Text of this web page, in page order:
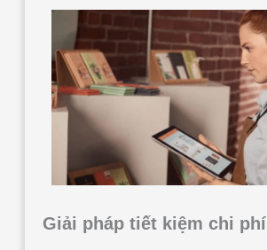
Giải pháp tiết kiệm chi phí